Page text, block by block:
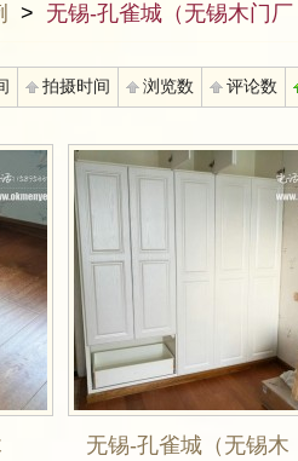
> 无锡-孔雀城（无锡木门
拍摄时间 浏览数 评论数
无锡-孔雀城（无锡木